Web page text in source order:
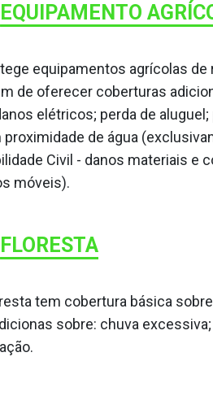
EQUIPAMENTO
equipamentos agrícolas
de oferecer coberturas
elétricos; perda de
proximidade de água
Civil - danos materiais e
móveis).
FLORESTA
tem cobertura básica
sobre: chuva